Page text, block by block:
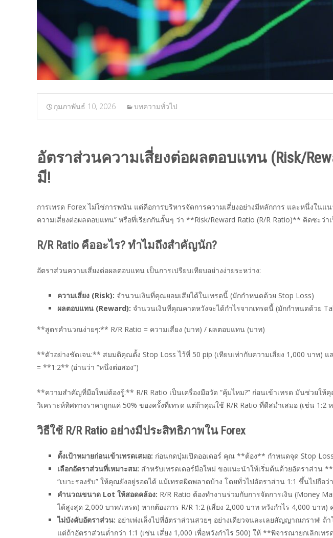
กุมภาพันธ์ 10, 2026 บทความทั่วไป
อัตราส่วนความเสี่ยงต่อผลตอบแทน (Risk/
มี!
การเทรด Forex ไม่ใช่การพนัน แต่คือการบริหารจัดการความเสี่ยงอย่างมีหลักการ และหนึ่ง
ความเสี่ยงต่อผลตอบแทน” หรือที่เรียกกันสั้นๆ ว่า **Risk/Reward Ratio (R/R Ratio)** คิดซะ
R/R Ratio คืออะไร? ทำไมถึงสำคัญนัก?
อัตราส่วนความเสี่ยงต่อผลตอบแทน เป็นการเปรียบเทียบอย่างง่ายระหว่าง:
ความเสี่ยง (Risk): จำนวนเงินที่คุณยอมเสียได้ในเทรดนี้ (มักกำหนดด้วย Stop Loss)
ผลตอบแทน (Reward): จำนวนเงินที่คุณคาดหวังจะได้กำไรจากเทรดนี้ (มักกำหนดด้วย
**สูตรคำนวณง่ายๆ:** R/R Ratio = ความเสี่ยง (บาท) / ผลตอบแทน (บาท)
**ตัวอย่างชัดเจน:** สมมติคุณตั้ง Stop Loss ไว้ที่ 50 pip (เทียบเท่ากับความเสี่ยง 1,000 บาท)
= **1:2** (อ่านว่า “หนึ่งต่อสอง”)
**ความสำคัญที่มือใหม่ต้องรู้:** R/R Ratio เป็นเครื่องมือวัด “คุ้มไหม?” ก่อนเข้าเทรด มันช่วยใ
วิเคราะห์ทิศทางราคาถูกแค่ 50% ของครั้งที่เทรด แต่ถ้าคุณใช้ R/R Ratio ที่ดีสม่ำเสมอ (เช่น 1:2
วิธีใช้ R/R Ratio อย่างมีประสิทธิภาพใน Forex
ตั้งเป้าหมายก่อนเข้าเทรดเสมอ: ก่อนกดปุ่มเปิดออเดอร์ คุณ **ต้อง** กำหนดจุด Stop
เลือกอัตราส่วนที่เหมาะสม: สำหรับเทรดเดอร์มือใหม่ ขอแนะนำให้เริ่มต้นด้วยอัตราส่วน
“เบาะรองรับ” ให้คุณยังอยู่รอดได้ แม้เทรดผิดพลาดบ้าง โดยทั่วไปอัตราส่วน 1:1 ขึ้นไปถือ
คำนวณขนาด Lot ให้สอดคล้อง: R/R Ratio ต้องทำงานร่วมกับการจัดการเงิน (Money
ได้สูงสุด 2,000 บาท/เทรด) หากต้องการ R/R 1:2 (เสี่ยง 2,000 บาท หวังกำไร 4,000 บ
ไม่บังคับอัตราส่วน: อย่าเพ่งเล็งไปที่อัตราส่วนสวยๆ อย่างเดียวจนละเลยสัญญาณกราฟ! ถ้
แต่ถ้าอัตราส่วนต่ำกว่า 1:1 (เช่น เสี่ยง 1,000 เพื่อหวังกำไร 500) ให้ **พิจารณายกเลิกเท